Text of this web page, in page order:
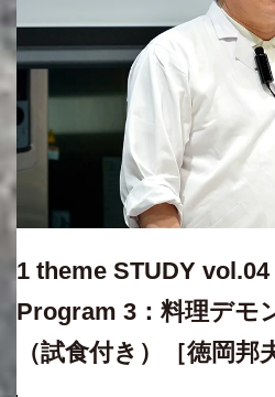
1 theme STUDY vol.04
Program 3：料理デモ
（試食付き）［徳岡邦